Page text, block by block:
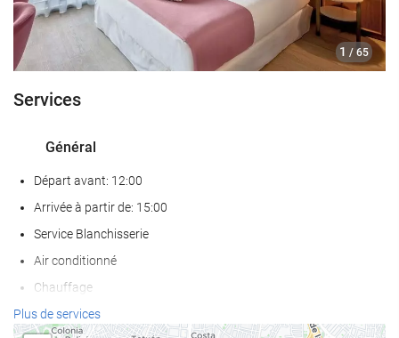
1 / 65
Services
Général
Départ avant: 12:00
Arrivée à partir de: 15:00
Service Blanchisserie
Air conditionné
Chauffage
Ascenseur
Plus de services